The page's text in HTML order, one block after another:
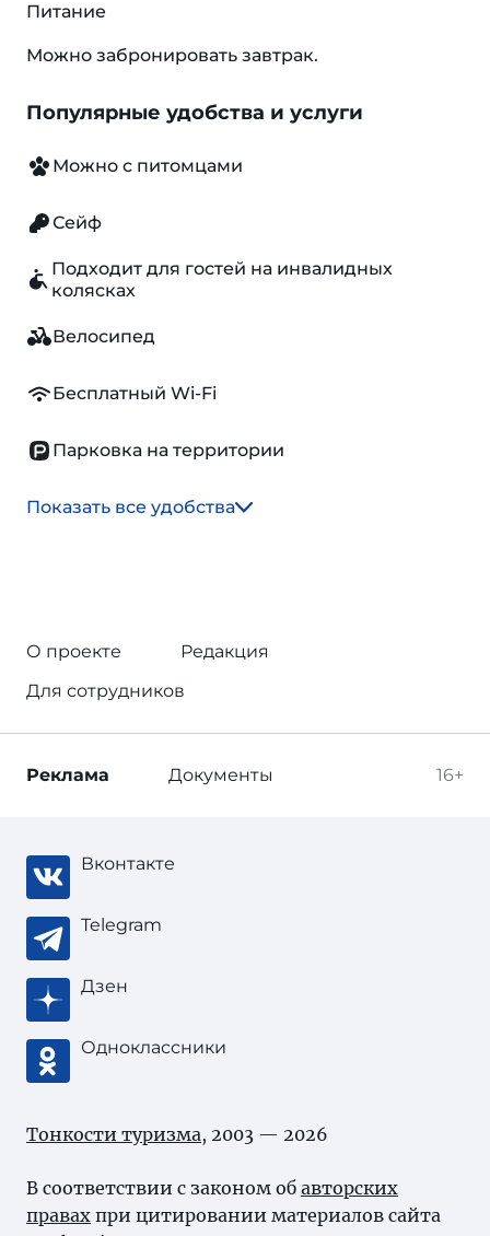
Питание
Можно забронировать завтрак.
Популярные удобства и услуги
Можно с питомцами
Сейф
Подходит для гостей на инвалидных
колясках
Велосипед
Бесплатный Wi-Fi
Парковка на территории
Показать все удобства
О проекте
Редакция
Для сотрудников
16+
Реклама Документы
Вконтакте
Telegram
Дзен
Одноклассники
Тонкости туризма, 2003 — 2026
В соответствии с законом об авторских
правах при цитировании материалов сайта